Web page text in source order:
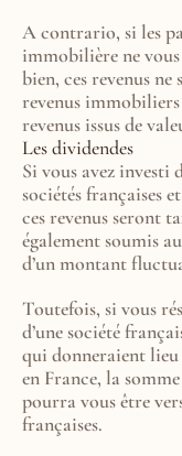
A contrario, si les
immobilière ne
bien, ces revenus ne
revenus
revenus issus de
Les dividendes
Si vous avez investi
sociétés françaises
ces revenus seront
également soumis
d’un montant
Toutefois, si vous
d’une société
qui donneraient lieu
en France, la
pourra vous être
françaises.